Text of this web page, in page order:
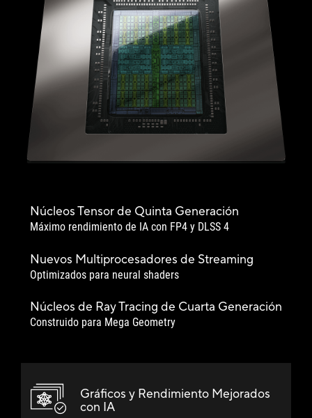
Núcleos Tensor de Quinta Generación
Máximo rendimiento de IA con FP4 y DLSS 4
Nuevos Multiprocesadores de Streaming
Optimizados para neural shaders
Núcleos de Ray Tracing de Cuarta Generación
Construido para Mega Geometry
Gráficos y Rendimiento Mejorados
con IA